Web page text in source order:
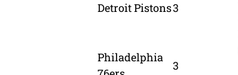
Detroit Pistons3
Philadelphia
3